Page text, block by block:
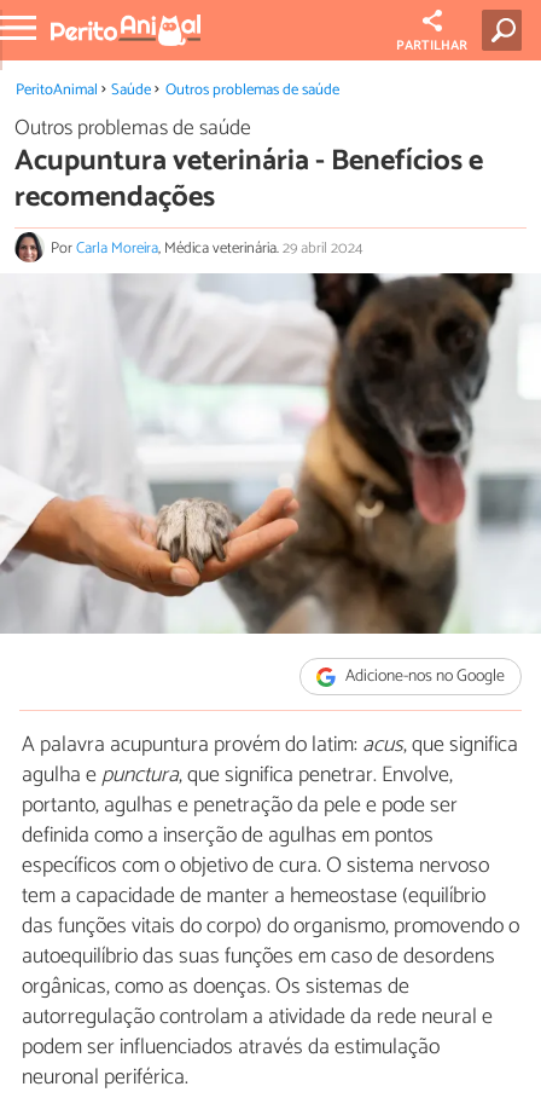
PARTILHAR
PeritoAnimal Saúde Outros problemas de saúde
Outros problemas de saúde
Acupuntura veterinária - Benefícios e
recomendações
PorCarla Moreira, Médica veterinária.29 abril 2024
Adicione-nos no Google
A palavra acupuntura provém do latim:acus, que significa
agulha epunctura, que significa penetrar. Envolve,
portanto, agulhas e penetração da pele e pode ser
definida como a inserção de agulhas em pontos
específicos com o objetivo de cura. O sistema nervoso
tem a capacidade de manter a hemeostase (equilíbrio
das funções vitais do corpo) do organismo, promovendo o
autoequilíbrio das suas funções em caso de desordens
orgânicas, como as doenças. Os sistemas de
autorregulação controlam a atividade da rede neural e
podem ser influenciados através da estimulação
neuronal periférica.